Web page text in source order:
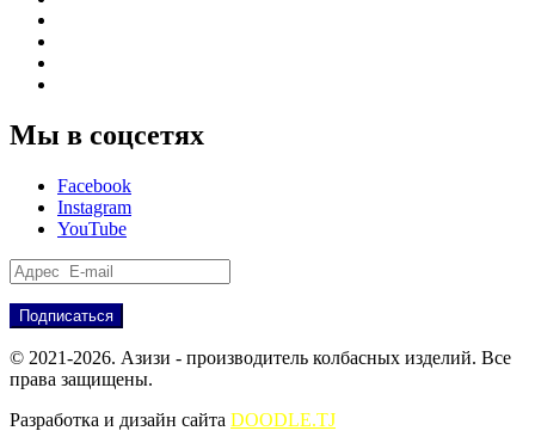
Мы в соцсетях
Facebook
Instagram
YouTube
© 2021-2026. Азизи - производитель колбасных изделий. Все
права защищены.
Разработка и дизайн сайта DOODLE.TJ